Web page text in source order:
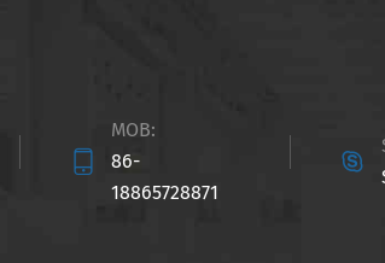

MOB:
86-
18865728871
